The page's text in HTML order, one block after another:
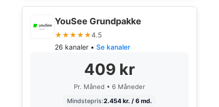
YouSee Grundpakke
★★★★★4.5
26 kanaler • Se kanaler
409 kr
Pr. Måned • 6 Måneder
Mindstepris:2.454 kr. / 6 md.